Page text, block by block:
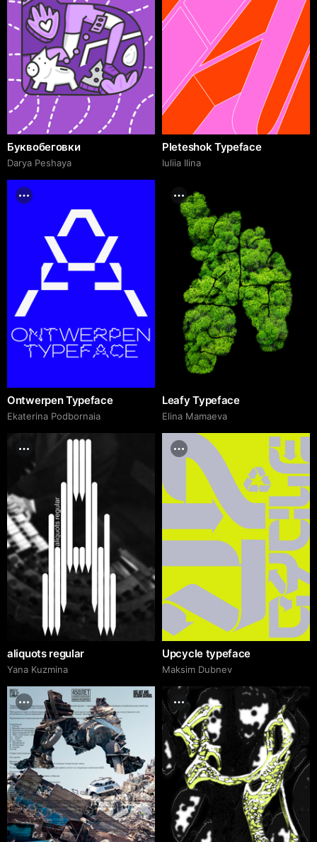
Буквобеговки
Darya Peshaya
Pleteshok Typeface
Iuliia Ilina
Ontwerpen Typeface
Ekaterina Podbornaia
Leafy Typeface
Elina Mamaeva
aliquots regular
Yana Kuzmina
Upcycle typeface
Maksim Dubnev